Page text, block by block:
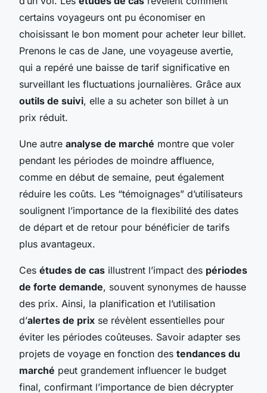
certains voyageurs ont pu économiser en
choisissant le bon moment pour acheter leur billet.
Prenons le cas de Jane, une voyageuse avertie,
qui a repéré une baisse de tarif significative en
surveillant les fluctuations journalières. Grâce aux
outils de suivi, elle a su acheter son billet à un
prix réduit.
Une autre analyse de marché montre que voler
pendant les périodes de moindre affluence,
comme en début de semaine, peut également
réduire les coûts. Les “témoignages” d’utilisateurs
soulignent l’importance de la flexibilité des dates
de départ et de retour pour bénéficier de tarifs
plus avantageux.
Ces études de cas illustrent l’impact des périodes
de forte demande, souvent synonymes de hausse
des prix. Ainsi, la planification et l’utilisation
d’alertes de prix se révèlent essentielles pour
éviter les périodes coûteuses. Savoir adapter ses
projets de voyage en fonction des tendances du
marché peut grandement influencer le budget
final, confirmant l’importance de bien décrypter